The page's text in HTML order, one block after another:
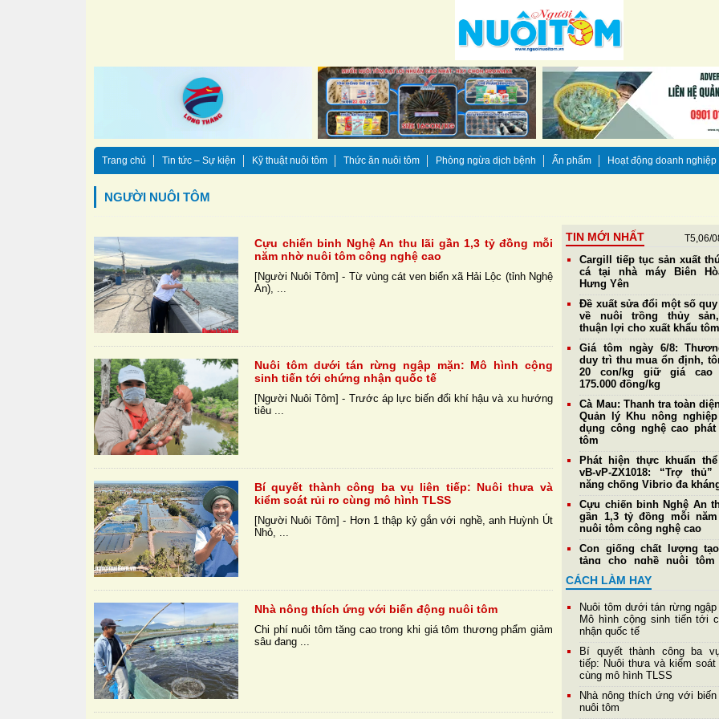
Trang chủ Tin tức – Sự kiện Kỹ thuật nuôi tôm Thức ăn nuôi tôm Phòng ngừa dịch bệnh Ấn phẩm Hoạt động doanh nghiệp
NGƯỜI NUÔI TÔM
Cựu chiến binh Nghệ An thu lãi gần 1,3 tỷ đồng mỗi
năm nhờ nuôi tôm công nghệ cao
[Người Nuôi Tôm] - Từ vùng cát ven biển xã Hải Lộc (tỉnh Nghệ
An), ...
Nuôi tôm dưới tán rừng ngập mặn: Mô hình cộng
sinh tiến tới chứng nhận quốc tế
[Người Nuôi Tôm] - Trước áp lực biến đổi khí hậu và xu hướng
tiêu ...
Bí quyết thành công ba vụ liên tiếp: Nuôi thưa và
kiểm soát rủi ro cùng mô hình TLSS
[Người Nuôi Tôm] - Hơn 1 thập kỷ gắn với nghề, anh Huỳnh Út
Nhỏ, ...
Nhà nông thích ứng với biến động nuôi tôm
Chi phí nuôi tôm tăng cao trong khi giá tôm thương phẩm giảm
sâu đang ...
TIN MỚI NHẤT T5,06/
Cargill tiếp tục sản xuất
cá tại nhà máy Biên
Hưng Yên
Đề xuất sửa đổi một số
về nuôi trồng thủy
thuận lợi cho xuất khẩu tôm
Giá tôm ngày 6/8:
duy trì thu mua ổn định,
20 con/kg giữ giá cao
175.000 đồng/kg
Cà Mau: Thanh tra toàn
Quản lý Khu nông
dụng công nghệ cao phát
tôm
Phát hiện thực khuẩn
vB-vP-ZX1018: “Trợ thủ”
năng chống Vibrio đa
Cựu chiến binh Nghệ An
gần 1,3 tỷ đồng mỗi
nuôi tôm công nghệ cao
Con giống chất lượng
tảng cho nghề nuôi tôm
triển bền vững
Giá tôm nguyên liệu ngày
Doanh nghiệp duy trì thu
mức cao nhất đạt
đồng/kg
Giá tôm thẻ nguyên liệu
4/8: Thị trường ổn định,
cỡ 20 con/kg tiếp tục giữ
185.000 đồng/kg
Hệ tiêu hoá và khả năng
CÁCH LÀM HAY
Nuôi tôm dưới tán rừng ngập
Mô hình cộng sinh tiến tới
nhận quốc tế
Bí quyết thành công ba
tiếp: Nuôi thưa và kiểm soát
cùng mô hình TLSS
Nhà nông thích ứng với biến
nuôi tôm